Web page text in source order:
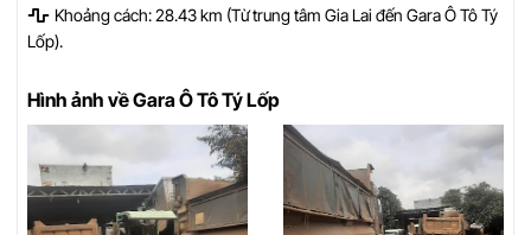
Khoảng cách: 28.43 km (Từ trung tâm Gia Lai đến Gara Ô Tô Tý
Lốp).
Hình ảnh về Gara Ô Tô Tý Lốp